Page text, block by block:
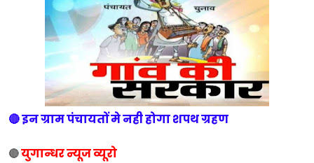
🔴 इन ग्राम पंचायतों मे नही होगा शपथ ग्रहण
🔴युगान्धर न्यूज व्यूरो